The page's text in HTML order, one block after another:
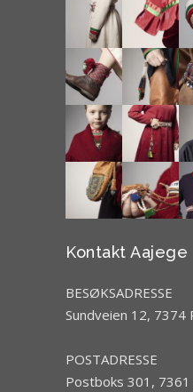
Kontakt Aajege
BESØKSADRESSE
Sundveien 12, 7374
POSTADRESSE
Postboks 301, 7361